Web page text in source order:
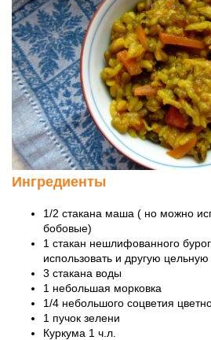
Ингредиенты
1/2 стакана маша ( но можно
бобовые)
1 стакан нешлифованного
использовать и другую цельную
3 стакана воды
1 небольшая морковка
1/4 небольшого соцветия
1 пучок зелени
Куркума 1 ч.л.